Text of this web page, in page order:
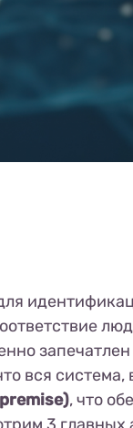
вся
, что